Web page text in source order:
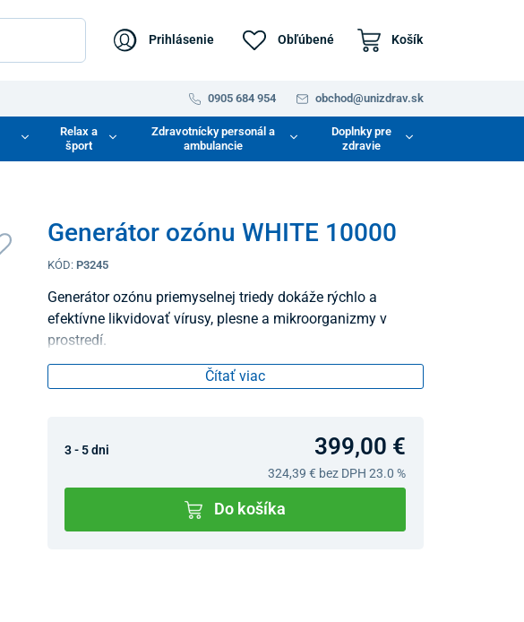
Prihlásenie Obľúbené Košík
0905 684 954 obchod@unizdrav.sk
Relax a
šport
Zdravotnícky personál a
ambulancie
Doplnky pre
zdravie
Generátor ozónu WHITE 10000
KÓD: P3245
Generátor ozónu priemyselnej triedy dokáže rýchlo a
efektívne likvidovať vírusy, plesne a mikroorganizmy v
prostredí.
Čítať viac
3 - 5 dni 399,00 €
324,39 € bez DPH 23.0 %
Do košíka